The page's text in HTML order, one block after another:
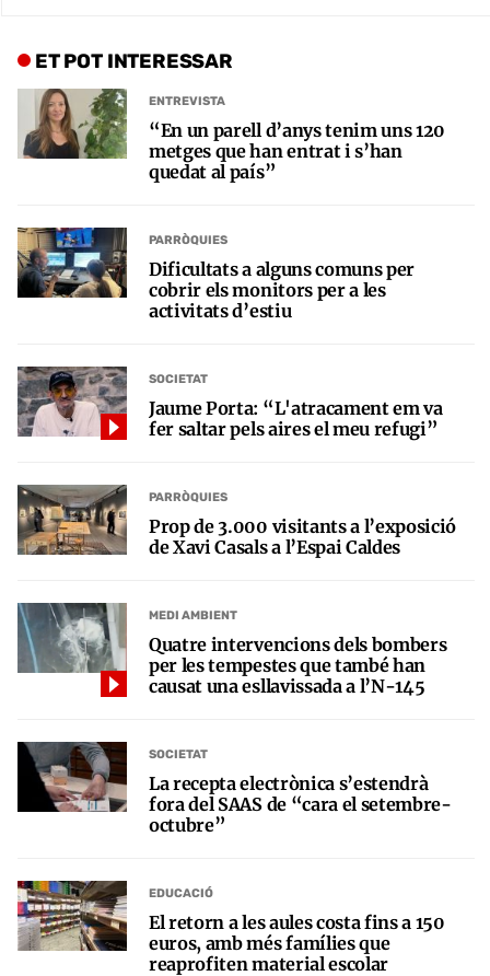
ET POT INTERESSAR
ENTREVISTA
“En un parell d’anys tenim uns 120
metges que han entrat i s’han
quedat al país”
PARRÒQUIES
Dificultats a alguns comuns per
cobrir els monitors per a les
activitats d’estiu
SOCIETAT
Jaume Porta: “L'atracament em va
fer saltar pels aires el meu refugi”
PARRÒQUIES
Prop de 3.000 visitants a l’exposició
de Xavi Casals a l’Espai Caldes
MEDI AMBIENT
Quatre intervencions dels bombers
per les tempestes que també han
causat una esllavissada a l’N-145
SOCIETAT
La recepta electrònica s’estendrà
fora del SAAS de “cara el setembre-
octubre”
EDUCACIÓ
El retorn a les aules costa fins a 150
euros, amb més famílies que
reaprofiten material escolar